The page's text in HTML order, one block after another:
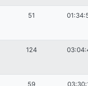
51
124
59